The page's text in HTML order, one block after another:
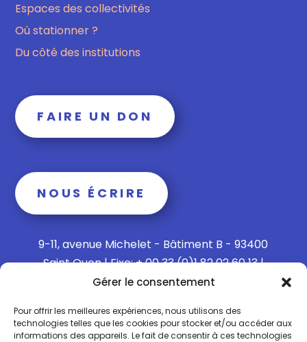
Gérer le consentement
Pour offrir les meilleures expériences, nous utilisons des
technologies telles que les cookies pour stocker et/ou accéder aux
informations des appareils. Le fait de consentir à ces technologies
Espaces des collectivités
Où stationner ?
Du côté des institutions
FAIRE UN DON
NOUS ÉCRIRE
9-11, avenue Michelet - Bâtiment B - 93400
Saint Ouen | Fixe: + 00 33 (0)1 82 02 60 13 |
Mobile: + 00 33 (0)6 15 73 65 40